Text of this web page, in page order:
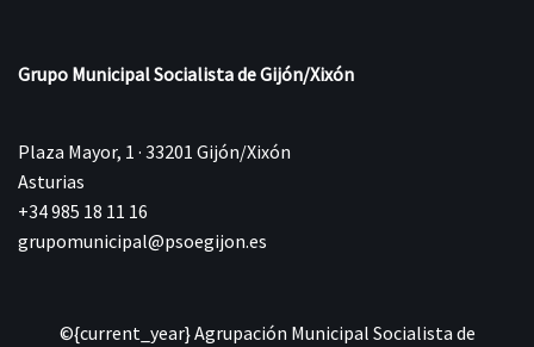
Grupo Municipal Socialista de Gijón/Xixón
Plaza Mayor, 1 · 33201 Gijón/Xixón
Asturias
+34 985 18 11 16
grupomunicipal@psoegijon.es
©{current_year} Agrupación Municipal Socialista de